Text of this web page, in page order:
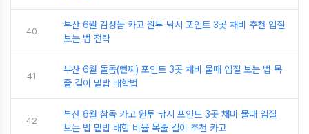
40
부산 6월 감성돔 카고 원투 낚시 포인트 3곳 채비 추천 입질
보는 법 전략
41
부산 6월 돌돔(뻰찌) 포인트 3곳 채비 물때 입질 보는 법 목
줄 길이 밑밥 배합법
42
부산 6월 참돔 카고 원투 낚시 포인트 3곳 채비 물때 입질
보는 법 밑밥 배합 비율 목줄 길이 추천 카고